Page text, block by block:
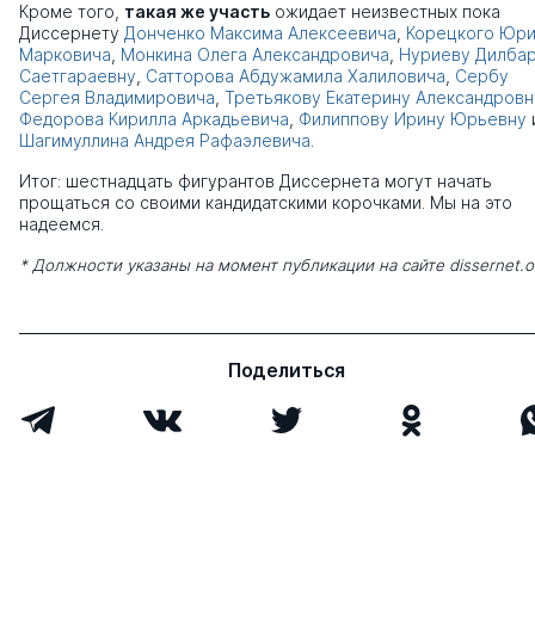
Кроме того, такая же участь ожидает неизвестных пока
Диссернету Донченко Максима Алексеевича Корецкого
Марковича Монкина Олега Александровича Нуриеву
Саетгараевну Сатторова Абдужамила Халиловича Сербу
Сергея Владимировича Третьякову Екатерину
Федорова Кирилла Аркадьевича Филиппову Ирину Юрьевну
Шагимуллина Андрея Рафаэлевича
Итог: шестнадцать фигурантов Диссернета могут начать
прощаться со своими кандидатскими корочками. Мы на это
надеемся.
* Должности указаны на момент публикации на сайте
Поделиться